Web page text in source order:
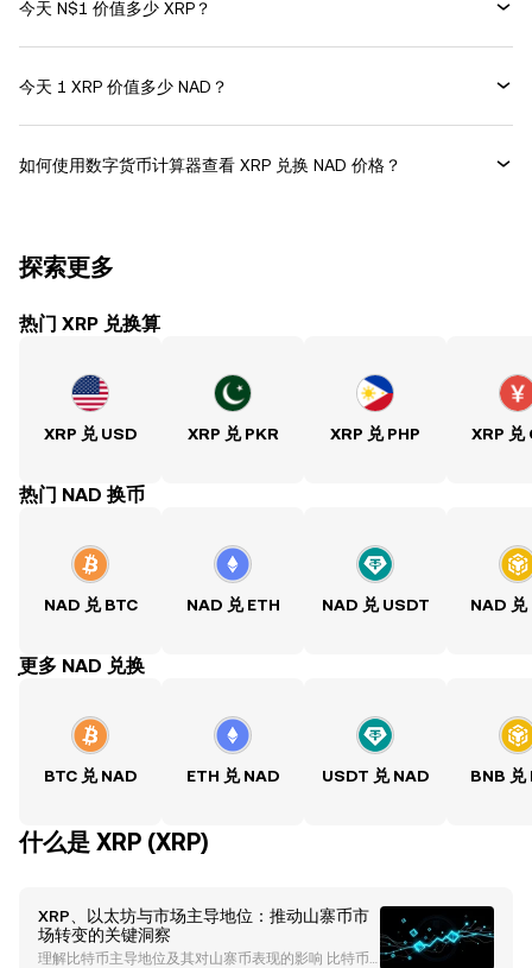
今天 N$1 价值多少 XRP？
今天 1 XRP 价值多少 NAD？
如何使用数字货币计算器查看 XRP 兑换 NAD 价格？
探索更多
热门 XRP 兑换算
XRP 兑 USD XRP 兑 PKR XRP 兑 PHP XRP 兑
热门 NAD 换币
NAD 兑 BTC NAD 兑 ETH NAD 兑 USDT NAD 兑
ִִִִִִִִִִִִִִִִִִִִִִִִִִִִִִִִִִִִִִִִִִִִִִִִ更多 NAD 兑换
BTC 兑 NAD ETH 兑 NAD USDT 兑 NAD BNB 兑
什么是 XRP (XRP)
XRP、以太坊与市场主导地位：推动山寨币市
场转变的关键洞察
理解比特币主导地位及其对山寨币表现的影响 比特币